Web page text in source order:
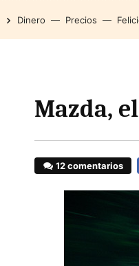
Dinero Precios
Mazda,
12 comentarios